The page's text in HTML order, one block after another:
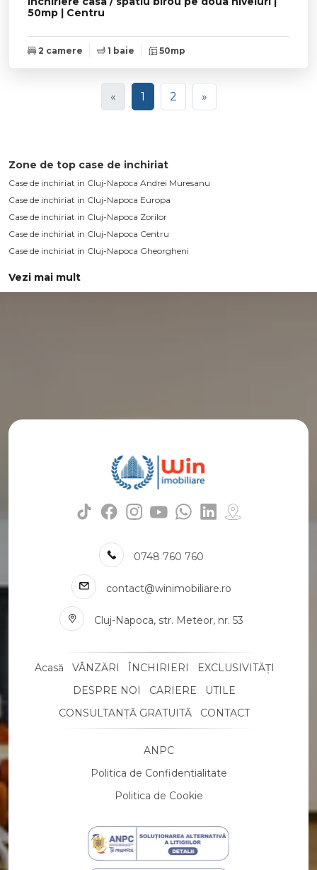
50mp | Centru
2 camere 1 baie 50mp
« 1 2 »
Zone de top case de inchiriat
Case de inchiriat in Cluj-Napoca Andrei Muresanu
Case de inchiriat in Cluj-Napoca Europa
Case de inchiriat in Cluj-Napoca Zorilor
Case de inchiriat in Cluj-Napoca Centru
Case de inchiriat in Cluj-Napoca Gheorgheni
Apartamente de inchiriat in Cluj-Napoca Marasti
Apartamente de inchiriat in Cluj-Napoca Centru
Apartamente de inchiriat in Cluj-Napoca Intre Lacuri
Apartamente de inchiriat in Cluj-Napoca Zorilor
Apartamente de inchiriat in Cluj-Napoca Buna-Ziua
Apartamente de inchiriat in Cluj-Napoca Plopilor
Case de inchiriat
Case de inchiriat in Cluj-Napoca
Case de inchiriat in Cluj-Napoca Andrei Muresanu
Case de inchiriat in Cluj-Napoca Europa
Case de inchiriat in Cluj-Napoca Centru
Case de inchiriat in Cluj-Napoca Gruia
Spatii birouri de inchiriat
Spatii comerciale de inchiriat in Cluj-Napoca
Spatii comerciale de inchiriat in Cluj-Napoca Manastur
Vezi mai mult
0748 760 760
contact@winimobiliare.ro
Cluj-Napoca, str. Meteor, nr. 53
Acasă VÂNZĂRI ÎNCHIRIERI
EXCLUSIVITĂȚI
DESPRE NOI
CARIERE
UTILE
CONSULTANȚĂ GRATUITĂ
CONTACT
ANPC
Politica de Confidentialitate
Politica de Cookie